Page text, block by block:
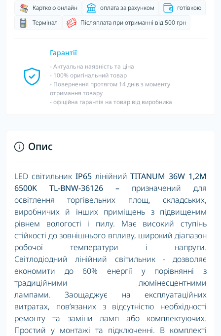
Карткою онлайн оплата за рахунком
готівкою
Термінал
Післяплата при отриманні від 500 грн
Гарантії
- Актуальна наявність та ціна
- 100% оригінальний товар
- Повернення протягом 14 днів з моменту
отримання товару
- офіційна гарантія на товар від виробника
Опис
LED світильник IP65лінійнийTITANUM 36W 1,2М
6500K TL-BNW-36126 – призначений для
освітлення торгівельних площ, складських,
виробничих й інших приміщень з підвищеним
рівнем вологості і пилу. Має високий ступінь
стійкості до зовнішнього впливу, широкий діапазон
робочої температури і напруги.
Світлодіодний лінійний світильник - дозволяє
економити до 60% енергії у порівнянні з
традиційними люмінесцентними
лампами. Заощаджує на експлуатаційних
витратах, пов’язаних з відсутністю необхідності
ремонту та заміни ламп або комплектуючих.
Простий у монтажі та підключенні. В комплекті